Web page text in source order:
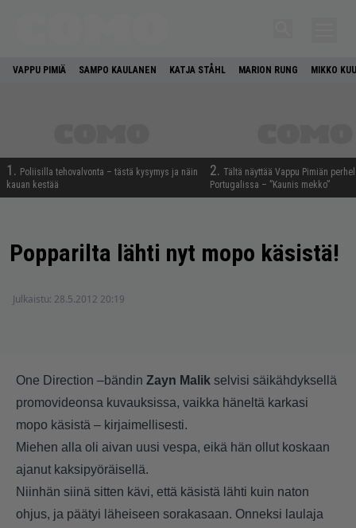
VAPPU PIMIÄ SAMPO KAULANEN KATJA STÅHL MARION RUNG MIKKO
1. Poliisilla tehovalvonta – tästä kysymys ja näin
kauan kestää
2. Tältä näyttää Vappu Pimiän
Portugalissa – ”Kaunis mekko”
Popparilta lähti nyt mopo käsistä!
Julkaistu: 28.5.2012 20:19
One Direction –bändin Zayn Malik selvisi säikähdyksellä
promovideonsa kuvauksissa, vaikka häneltä karkasi
mopo käsistä – kirjaimellisesti.
Miehen alla oli aivan uusi vespa, eikä hän ollut koskaan
ajanut kaksipyöräisellä.
Niinhän siinä sitten kävi, että käsistä lähti kuin naton
ohjus, ja päätyi läheiseen sorakasaan. Onneksi laulaja